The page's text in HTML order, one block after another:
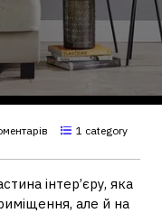
1 category
інтер’єру, яка
але й на